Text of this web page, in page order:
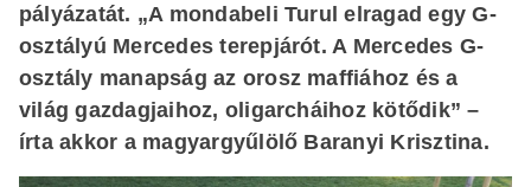
pályázatát. „A mondabeli Turul elragad egy G-
osztályú Mercedes terepjárót. A Mercedes G-
osztály manapság az orosz maffiához és a
világ gazdagjaihoz, oligarcháihoz kötődik” –
írta akkor a magyargyűlölő Baranyi Krisztina.